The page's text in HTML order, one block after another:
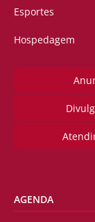
Esportes
Hospedagem
AGENDA